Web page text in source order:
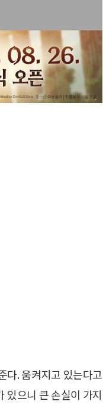
다. 움켜지고 있는다고
있으니 큰 손실이 가지